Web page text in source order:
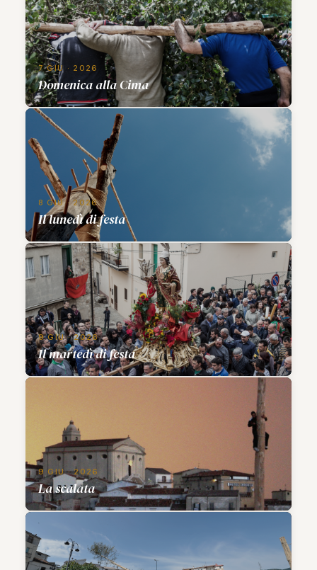
7 GIU · 2026
Domenica alla Cima
8 GIU · 2026
Il lunedì di festa
9 GIU · 2026
Il martedì di festa
9 GIU · 2026
La scalata